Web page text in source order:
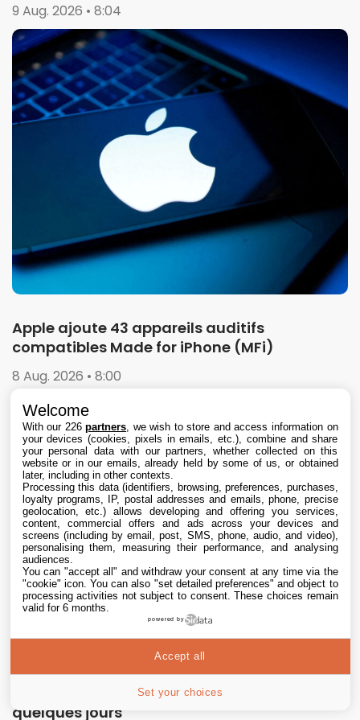
9 Aug. 2026 • 8:04
Apple ajoute 43 appareils auditifs
compatibles Made for iPhone (MFi)
8 Aug. 2026 • 8:00
Le prix de l’iPhone 17 augmenterait dans
quelques jours
Welcome
With our 226partners , we wish to store and access information on
your devices (cookies, pixels in emails, etc.), combine and share
your personal data with our partners, whether collected on this
website or in our emails, already held by some of us, or obtained
later, including in other contexts.
Processing this data (identifiers, browsing, preferences, purchases,
loyalty programs, IP, postal addresses and emails, phone, precise
geolocation, etc.) allows developing and offering you services,
content, commercial offers and ads across your devices and
screens (including by email, post, SMS, phone, audio, and video),
personalising them, measuring their performance, and analysing
audiences.
You can "accept all" and withdraw your consent at any time via the
"cookie" icon. You can also "set detailed preferences" and object to
processing activities not subject to consent. These choices remain
valid for 6 months.
powered by
Set your choices
Accept all